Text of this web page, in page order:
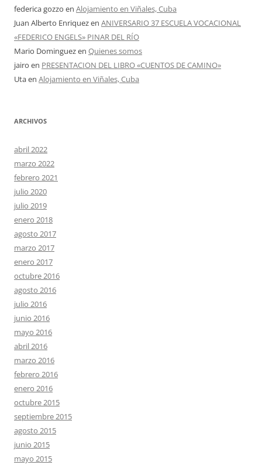
federica gozzo en Alojamiento en Viñales, Cuba
Juan Alberto Enriquezen ANIVERSARIO 37 ESCUELA VOCACIONAL
«FEDERICO ENGELS» PINAR DEL RÍO
Mario Dominguezen Quienes somos
jairo en PRESENTACION DEL LIBRO «CUENTOS DE CAMINO»
Utaen Alojamiento en Viñales, Cuba
ARCHIVOS
abril 2022
marzo 2022
febrero 2021
julio 2020
julio 2019
enero 2018
agosto 2017
marzo 2017
enero 2017
octubre 2016
agosto 2016
julio 2016
junio 2016
mayo 2016
abril 2016
marzo 2016
febrero 2016
enero 2016
octubre 2015
septiembre 2015
agosto 2015
junio 2015
mayo 2015